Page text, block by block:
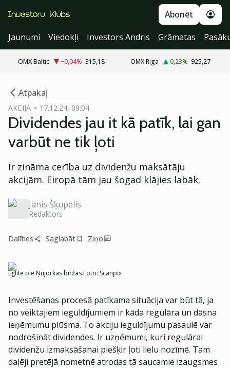
Abonēt
Jaunumi
Viedokļi Investors Andris Grāmatas
OMX Baltic −0,04% 315,18 OMX Riga 0,23% 925,27
Atpakaļ
AKCIJA 17.12.24, 09:04
Dividendes jau it kā patīk, lai gan
varbūt ne tik ļoti
Ir zināma cerība uz dividenžu maksātāju
akcijām. Eiropā tām jau šogad klājies labāk.
Jānis Šķupelis
Redaktors
Dalīties Saglabāt Ziņo
Eglīte pie Ņujorkas biržas.Foto: Scanpix
Investēšanas procesā patīkama situācija var būt tā, ja
no veiktajiem ieguldījumiem ir kāda regulāra un dāsna
ieņēmumu plūsma. To akciju ieguldījumu pasaulē var
nodrošināt dividendes. Ir uzņēmumi, kuri regulārai
dividenžu izmaksāšanai piešķir ļoti lielu nozīmē. Tam
daļēji pretējā nometnē atrodas tā saucamie izaugsmes